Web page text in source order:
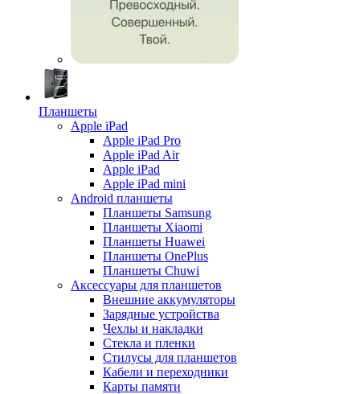
Планшеты
Apple iPad
Apple iPad Pro
Apple iPad Air
Apple iPad
Apple iPad mini
Android планшеты
Планшеты Samsung
Планшеты Xiaomi
Планшеты Huawei
Планшеты OnePlus
Планшеты Chuwi
Аксессуары для планшетов
Внешние аккумуляторы
Зарядные устройства
Чехлы и накладки
Стекла и пленки
Стилусы для планшетов
Кабели и переходники
Карты памяти